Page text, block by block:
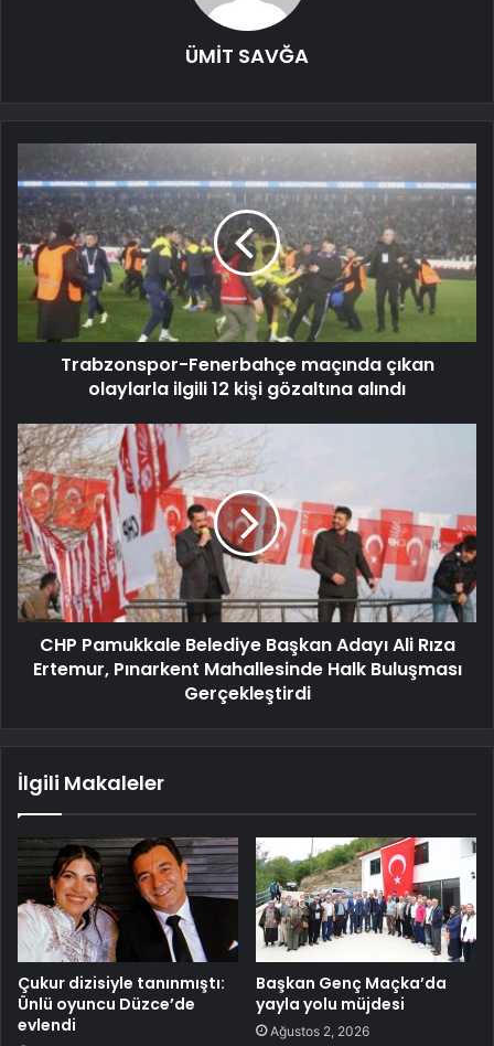
ÜMİT SAVĞA
Trabzonspor-Fenerbahçe maçında çıkan
olaylarla ilgili 12 kişi gözaltına alındı
CHP Pamukkale Belediye Başkan Adayı Ali Rıza
Ertemur, Pınarkent Mahallesinde Halk Buluşması
Gerçekleştirdi
İlgili Makaleler
Çukur dizisiyle tanınmıştı:
Ünlü oyuncu Düzce’de
evlendi
Başkan Genç Maçka’da
yayla yolu müjdesi
Ağustos 2, 2026